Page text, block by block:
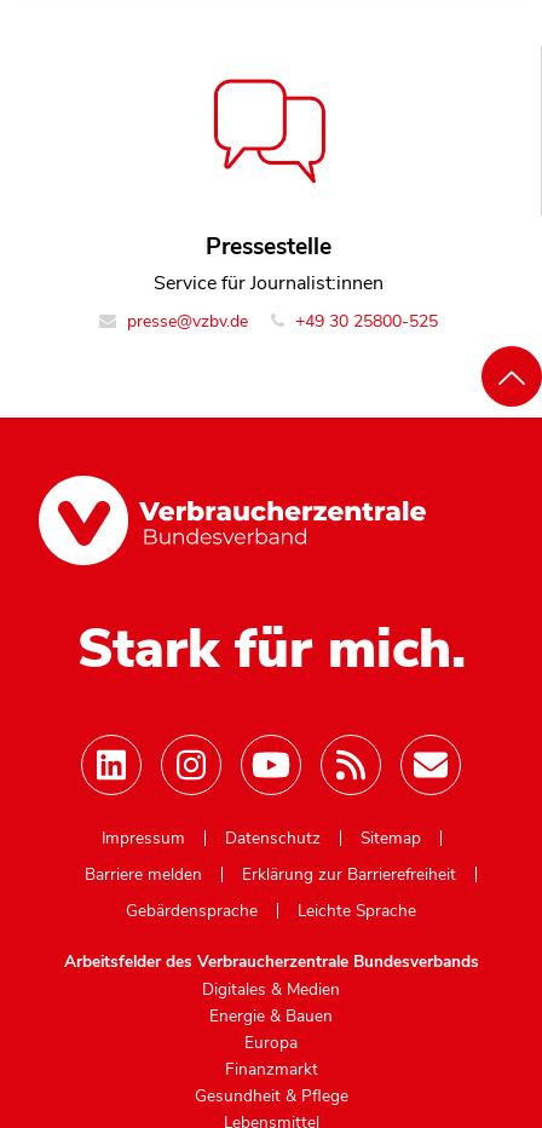
Pressestelle
Service für Journalist:innen
presse@vzbv.de +49 30 25800-525
Stark für mich.
Impressum
Datenschutz
Sitemap
Barriere melden
Erklärung zur Barrierefreiheit
Gebärdensprache
Leichte Sprache
Arbeitsfelder des Verbraucherzentrale Bundesverbands
Digitales & Medien
Energie & Bauen
Europa
Finanzmarkt
Gesundheit & Pflege
Lebensmittel